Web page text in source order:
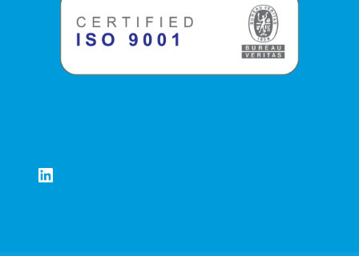
LinkedIn